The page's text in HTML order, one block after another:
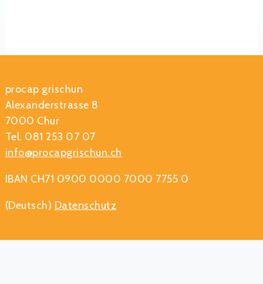
procap grischun
Alexanderstrasse 8
7000 Chur
Tel. 081 253 07 07
info@procapgrischun.ch
IBAN CH71 0900 0000 7000 7755 0
(Deutsch) Datenschutz